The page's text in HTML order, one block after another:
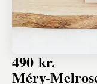
490 kr.
Méry-